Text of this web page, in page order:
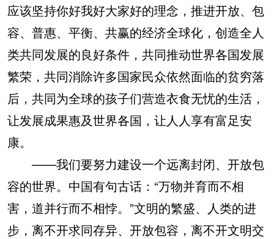
应该坚持你好我好大家好的理念，推进开放、包
容、普惠、平衡、共赢的经济全球化，创造全人
类共同发展的良好条件，共同推动世界各国发展
繁荣，共同消除许多国家民众依然面临的贫穷落
后，共同为全球的孩子们营造衣食无忧的生活，
让发展成果惠及世界各国，让人人享有富足安
康。
——我们要努力建设一个远离封闭、开放包
容的世界。中国有句古话：“万物并育而不相
害，道并行而不相悖。”文明的繁盛、人类的进
步，离不开求同存异、开放包容，离不开文明交